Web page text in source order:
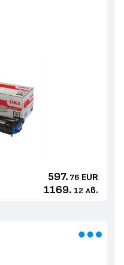
597. 76 EUR
1169. 12 лв.